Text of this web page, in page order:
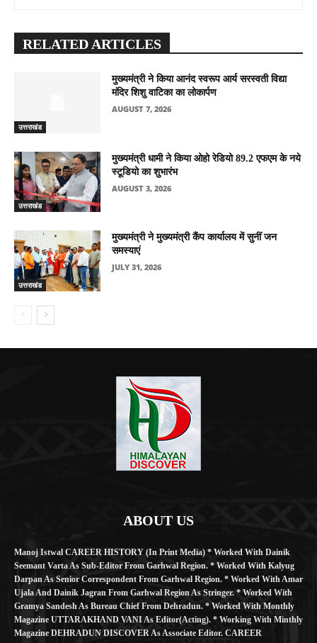
RELATED ARTICLES
उत्तराखंड
मुख्यमंत्री ने किया आनंद स्वरूप आर्य सरस्वती विद्या
मंदिर शिशु वाटिका का लोकार्पण
AUGUST 7, 2026
उत्तराखंड
मुख्यमंत्री धामी ने किया ओहो रेडियो 89.2 एफएम के नये
स्टूडियो का शुभारंभ
AUGUST 3, 2026
उत्तराखंड
मुख्यमंत्री ने मुख्यमंत्री कैंप कार्यालय में सुनीं जन
समस्याएं
JULY 31, 2026
ABOUT US
Manoj Istwal CAREER HISTORY (in Print Media) * Worked With Dainik
Seemant Varta As Sub-Editor From Garhwal Region. * Worked With Kalyug
Darpan As Senior Correspondent From Garhwal Region. * Worked With Amar
Ujala And Dainik Jagran From Garhwal Region As Stringer. * Worked With
Gramya Sandesh As Bureau Chief From Dehradun. * Worked With Monthly
Magazine UTTARAKHAND VANI As Editor(Acting). * Working With Minthly
Magazine DEHRADUN DISCOVER As Associate Editor. CAREER